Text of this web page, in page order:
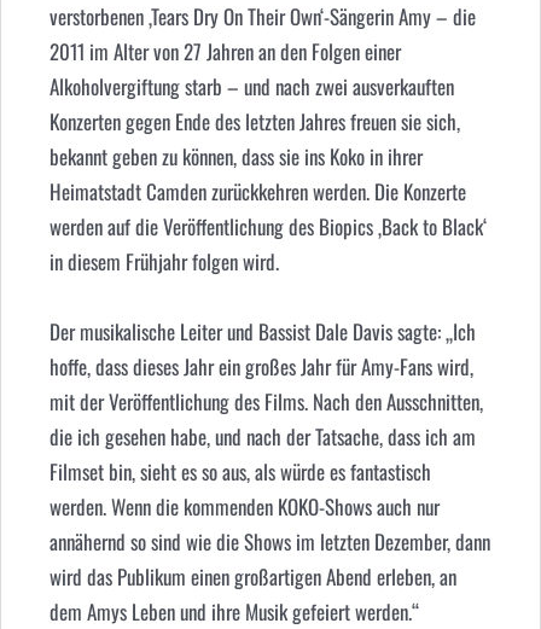
verstorbenen ‚Tears Dry On Their Own‘-Sängerin Amy – die
2011 im Alter von 27 Jahren an den Folgen einer
Alkoholvergiftung starb – und nach zwei ausverkauften
Konzerten gegen Ende des letzten Jahres freuen sie sich,
bekannt geben zu können, dass sie ins Koko in ihrer
Heimatstadt Camden zurückkehren werden. Die Konzerte
werden auf die Veröffentlichung des Biopics ‚Back to Black‘
in diesem Frühjahr folgen wird.
Der musikalische Leiter und Bassist Dale Davis sagte: „Ich
hoffe, dass dieses Jahr ein großes Jahr für Amy-Fans wird,
mit der Veröffentlichung des Films. Nach den Ausschnitten,
die ich gesehen habe, und nach der Tatsache, dass ich am
Filmset bin, sieht es so aus, als würde es fantastisch
werden. Wenn die kommenden KOKO-Shows auch nur
annähernd so sind wie die Shows im letzten Dezember, dann
wird das Publikum einen großartigen Abend erleben, an
dem Amys Leben und ihre Musik gefeiert werden.“